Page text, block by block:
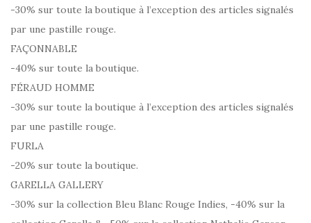
-30% sur toute la boutique à l’exception des articles signalés
par une pastille rouge.
FAÇONNABLE
-40% sur toute la boutique.
FÉRAUD HOMME
-30% sur toute la boutique à l’exception des articles signalés
par une pastille rouge.
FURLA
-20% sur toute la boutique.
GARELLA GALLERY
-30% sur la collection Bleu Blanc Rouge Indies, -40% sur la